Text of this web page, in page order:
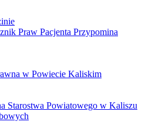
Praw Pacjenta Przypomina
w Powiecie Kaliskim
Starostwa Powiatowego w Kaliszu